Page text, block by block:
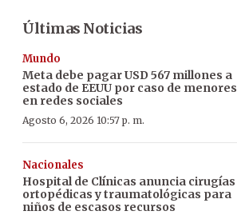
Últimas Noticias
Mundo
Meta debe pagar USD 567 millones a
estado de EEUU por caso de menores
en redes sociales
Agosto 6, 2026 10:57 p. m.
Nacionales
Hospital de Clínicas anuncia cirugías
ortopédicas y traumatológicas para
niños de escasos recursos